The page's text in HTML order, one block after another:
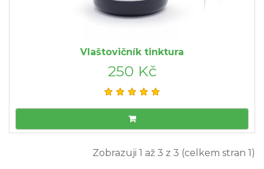
Vlaštovičník tinktura
250 Kč
Zobrazuji 1 až 3 z 3 (celkem stran 1)